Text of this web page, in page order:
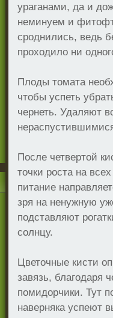
ураганами, да и
неминуем и
сроднились, ведь
проходило ни
Плоды томата
чтобы успеть
чернеть. Удаляют
После четвертой
точки роста на
питание
зря на ненужную
подставляют
солнцу.
Цветочные кисти
завязь, благодаря
помидорчики. Тут
наверняка успеют